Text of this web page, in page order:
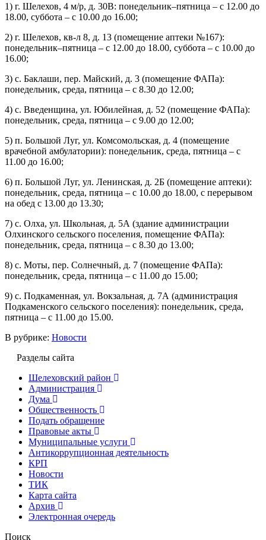
1) г. Шелехов, 4 м/р, д. 30В: понедельник–пятница – с 12.00 до
18.00, суббота – с 10.00 до 16.00;
2) г. Шелехов, кв-л 8, д. 13 (помещение аптеки №167):
понедельник–пятница – с 12.00 до 18.00, суббота – с 10.00 до
16.00;
3) с. Баклаши, пер. Майский, д. 3 (помещение ФАПа):
понедельник, среда, пятница – с 8.30 до 12.00;
4) с. Введенщина, ул. Юбилейная, д. 52 (помещение ФАПа):
понедельник, среда, пятница – с 9.00 до 12.00;
5) п. Большой Луг, ул. Комсомольская, д. 4 (помещение
врачебной амбулатории): понедельник, среда, пятница – с
11.00 до 16.00;
6) п. Большой Луг, ул. Ленинская, д. 2Б (помещение аптеки):
понедельник, среда, пятница – с 10.00 до 18.00, с перерывом
на обед с 13.00 до 13.30;
7) с. Олха, ул. Школьная, д. 5А (здание администрации
Олхинского сельского поселения, помещение ФАПа):
понедельник, среда, пятница – с 8.30 до 13.00;
8) с. Моты, пер. Солнечный, д. 7 (помещение ФАПа):
понедельник, среда, пятница – с 11.00 до 15.00;
9) с. Подкаменная, ул. Вокзальная, д. 7А (администрация
Подкаменского сельского поселения): понедельник, среда,
пятница – с 11.00 до 15.00.
В рубрике: Новости
Разделы сайта
Шелеховский район
Администрация
Дума
Общественность
Подать обращение
Правовые акты
Муниципальные услуги
Антикоррупционная деятельность
КРП
Новости
ТИК
Карта сайта
Архив
Электронная очередь
Поиск